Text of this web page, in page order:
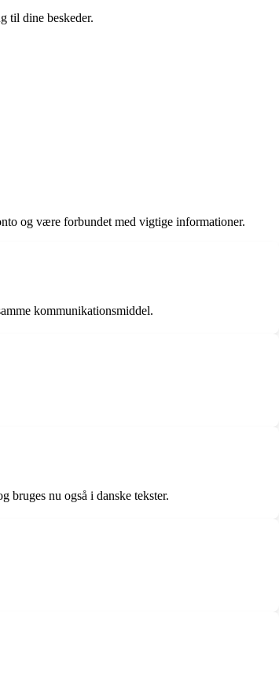
til dine beskeder.
og være forbundet med vigtige informationer.
kommunikationsmiddel.
bruges nu også i danske tekster.